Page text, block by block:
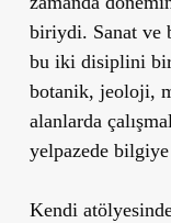
biriydi. Sanat ve
bu iki disiplini
botanik, jeoloji,
alanlarda
yelpazede
Kendi